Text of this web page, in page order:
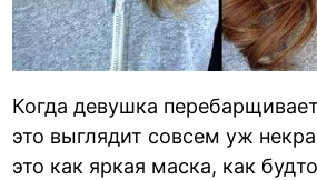
Когда девушка
это выглядит совсем уж
это как яркая маска, как